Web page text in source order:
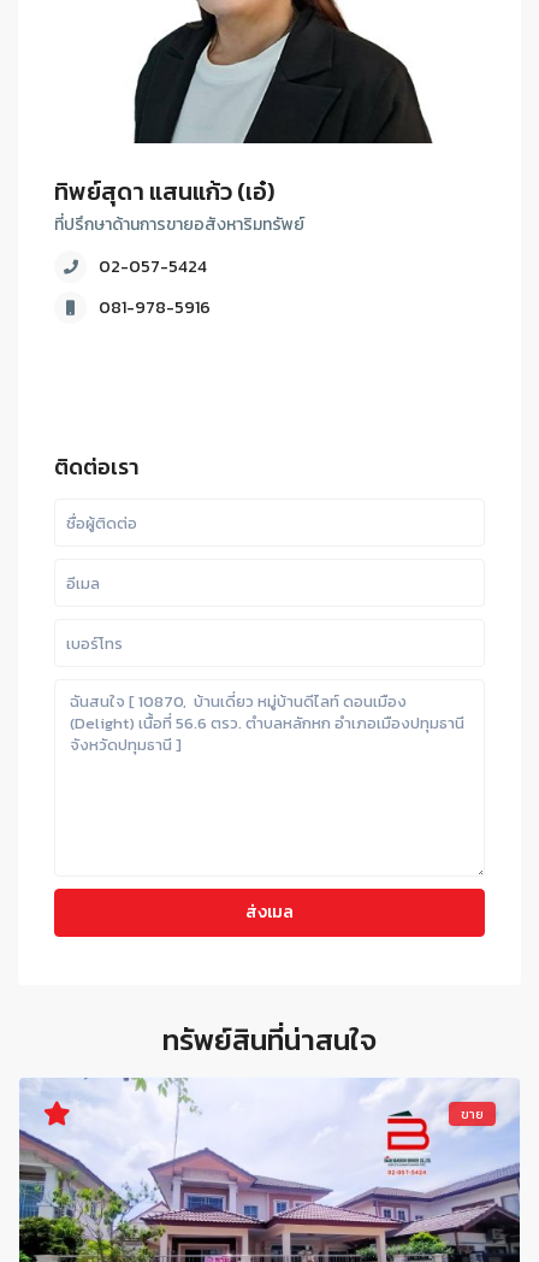
ทิพย์สุดา แสนแก้ว (เอ๋)
ที่ปรึกษาด้านการขายอสังหาริมทรัพย์
02-057-5424
081-978-5916
ติดต่อเรา
ทรัพย์สินที่น่าสนใจ
ขาย